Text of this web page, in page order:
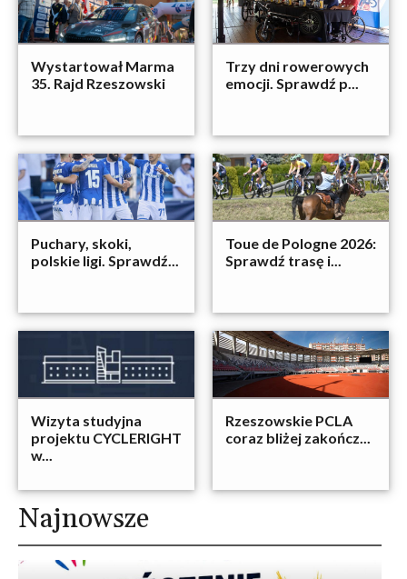
Wystartował Marma
35. Rajd Rzeszowski
Trzy dni rowerowych
emocji. Sprawdź p...
Puchary, skoki,
polskie ligi. Sprawdź...
Toue de Pologne 2026:
Sprawdź trasę i...
Wizyta studyjna
projektu CYCLERIGHT
w...
Rzeszowskie PCLA
coraz bliżej zakończ...
Najnowsze